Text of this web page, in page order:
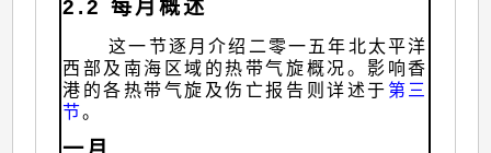
2.2 每月概述
这一节逐月介绍二零一五年北太平洋
西部及南海区域的热带气旋概况。影响香
港的各热带气旋及伤亡报告则详述于 第三
节。